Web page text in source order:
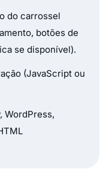
do carrossel
botões de
se disponível).
(JavaScript ou
WordPress,